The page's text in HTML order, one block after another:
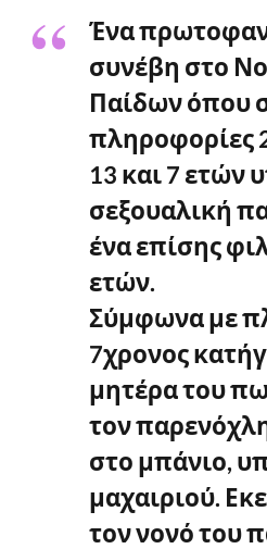
Ένα
συνέβη στο
Παίδων όπου
πληροφορίες
13 και 7 ετών
σεξουαλική
ένα επίσης
ετών.
Σύμφωνα με
7χρονος
μητέρα του
τον
στο μπάνιο,
μαχαιριού.
τον νονό του